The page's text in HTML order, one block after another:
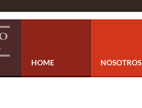
HOME NOSOTROS